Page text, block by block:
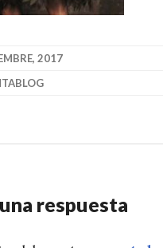
2017
respuesta